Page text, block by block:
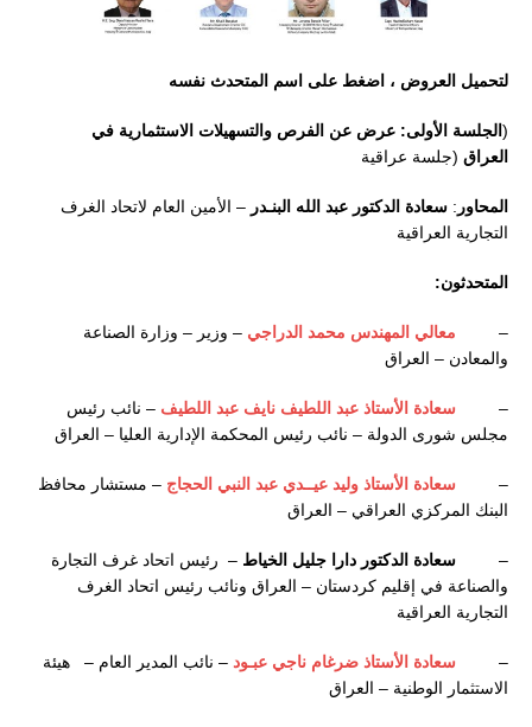
لتحميل العروض ، اضغط على اسم المتحدث نفسه
( الجلسة الأولى: عرض عن الفرص والتسهيلات الاستثمارية في
العراق (جلسة عراقية
المحاور : سعادة الدكتور عبد الله البنـدر – الأمين العام لاتحاد الغرف
التجارية العراقية
المتحدثون:
– معالي المهندس محمد الدراجي – وزير – وزارة الصناعة
والمعادن – العراق
– سعادة الأستاذ عبد اللطيف نايف عبد اللطيف – نائب رئيس
مجلس شورى الدولة – نائب رئيس المحكمة الإدارية العليا – العراق
– سعادة الأستاذ وليد عيــدي عبد النبي الحجاج – مستشار محافظ
البنك المركزي العراقي – العراق
– سعادة الدكتور دارا جليل الخياط – رئيس اتحاد غرف التجارة
والصناعة في إقليم كردستان – العراق ونائب رئيس اتحاد الغرف
التجارية العراقية
– سعادة الأستاذ ضرغام ناجي عبـود – نائب المدير العام – هيئة
الاستثمار الوطنية – العراق